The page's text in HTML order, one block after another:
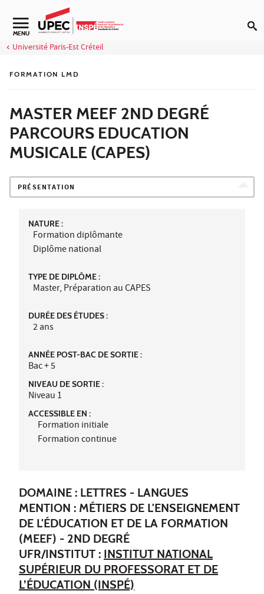
Aller au contenu
Navigation secondaire
MENU
Université Paris-Est Créteil
FORMATION LMD
MASTER MEEF 2ND DEGRÉ
PARCOURS EDUCATION
MUSICALE (CAPES)
PRÉSENTATION
NATURE :
Formation diplômante
Diplôme national
TYPE DE DIPLÔME :
Master, Préparation au CAPES
DURÉE DES ÉTUDES :
2 ans
ANNÉE POST-BAC DE SORTIE :
Bac + 5
NIVEAU DE SORTIE :
Niveau 1
ACCESSIBLE EN :
Formation initiale
Formation continue
DOMAINE : LETTRES - LANGUES
MENTION : MÉTIERS DE L'ENSEIGNEMENT
DE L'ÉDUCATION ET DE LA FORMATION
(MEEF) - 2ND DEGRÉ
UFR/INSTITUT : INSTITUT NATIONAL
SUPÉRIEUR DU PROFESSORAT ET DE
L’ÉDUCATION (INSPÉ)